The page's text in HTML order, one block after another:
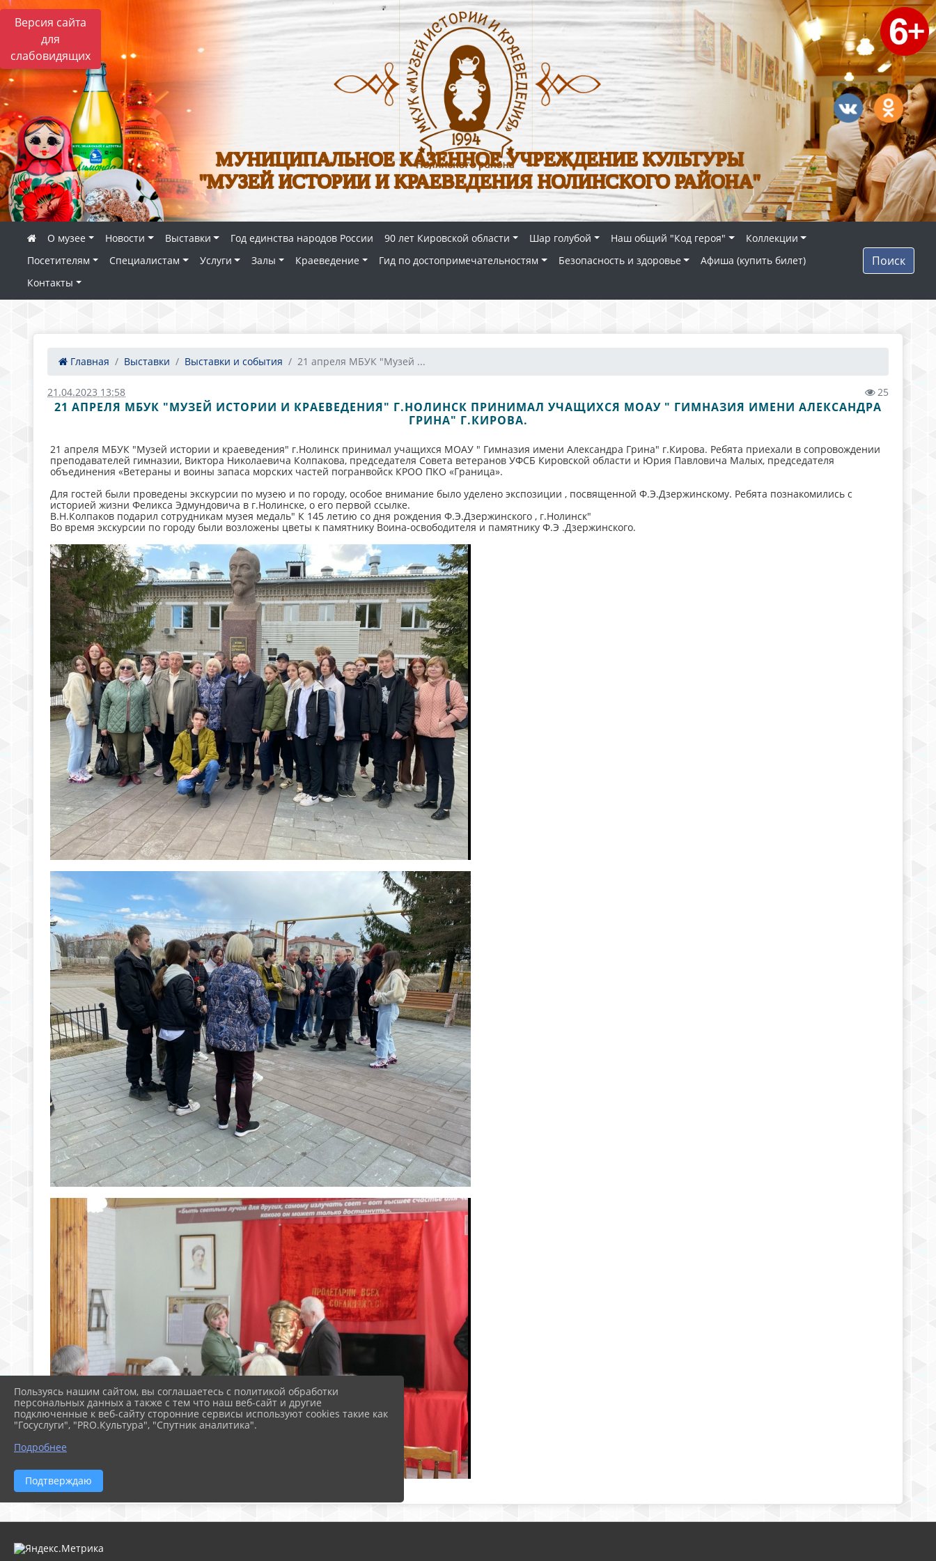
Версия сайта
для
слабовидящих
МУНИЦИПАЛЬНОЕ КАЗЕННОЕ УЧРЕЖДЕНИЕ КУЛЬТУРЫ
"МУЗЕЙ ИСТОРИИ И КРАЕВЕДЕНИЯ НОЛИНСКОГО РАЙОНА"
О музее Новости Выставки Год единства народов России 90 лет Кировской области Шар голубой Наш общий "Код героя"
Коллекции
Посетителям
Специалистам Услуги Залы Краеведение Гид по достопримечательностям Безопасность и здоровье
Афиша (купить билет)
Контакты
Поиск
Главная Выставки Выставки и события 21 апреля МБУК "Музей ...
21.04.2023 13:58 25
21 АПРЕЛЯ МБУК "МУЗЕЙ ИСТОРИИ И КРАЕВЕДЕНИЯ" Г.НОЛИНСК ПРИНИМАЛ УЧАЩИХСЯ МОАУ " ГИМНАЗИЯ ИМЕНИ АЛЕКСАНДРА
ГРИНА" Г.КИРОВА.
21 апреля МБУК "Музей истории и краеведения" г.Нолинск принимал учащихся МОАУ " Гимназия имени Александра Грина" г.Кирова. Ребята приехали в сопровождении
преподавателей гимназии, Виктора Николаевича Колпакова, председателя Совета ветеранов УФСБ Кировской области и Юрия Павловича Малых, председателя
объединения «Ветераны и воины запаса морских частей погранвойск КРОО ПКО «Граница».
Для гостей были проведены экскурсии по музею и по городу, особое внимание было уделено экспозиции , посвященной Ф.Э.Дзержинскому. Ребята познакомились с
историей жизни Феликса Эдмундовича в г.Нолинске, о его первой ссылке.
В.Н.Колпаков подарил сотрудникам музея медаль" К 145 летию со дня рождения Ф.Э.Дзержинского , г.Нолинск"
Во время экскурсии по городу были возложены цветы к памятнику Воина-освободителя и памятнику Ф.Э .Дзержинского.
Пользуясь нашим сайтом, вы соглашаетесь с политикой обработки
персональных данных а также с тем что наш веб-сайт и другие
подключенные к веб-сайту сторонние сервисы используют cookies такие как
"Госуслуги", "PRO.Культура", "Спутник аналитика".
Подробнее
Подтверждаю